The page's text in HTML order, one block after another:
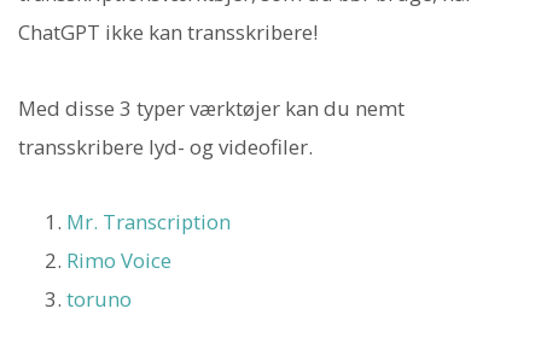
ChatGPT ikke kan transskribere!
Med disse 3 typer værktøjer kan du nemt
transskribere lyd- og videofiler.
Mr. Transcription
Rimo Voice
toruno